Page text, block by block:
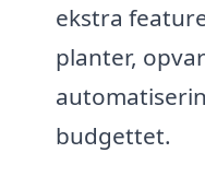
ekstra
planter,
budgettet.